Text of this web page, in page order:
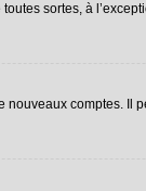
sortes, à
nouveaux comptes.